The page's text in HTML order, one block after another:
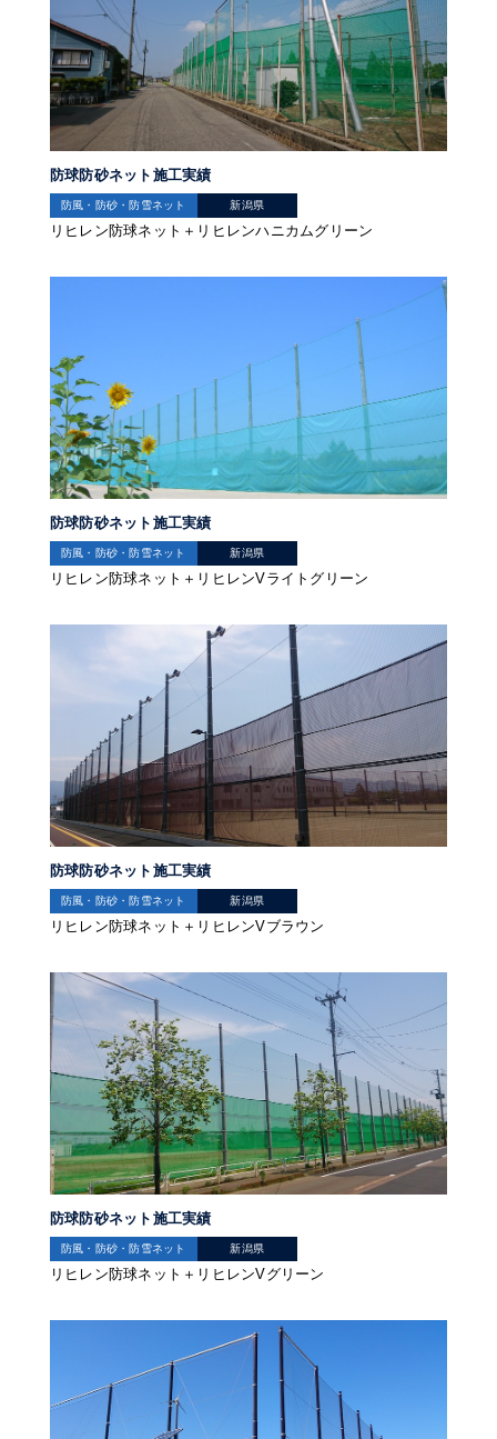
防球防砂ネット施工実績
防風・防砂・防雪ネット 新潟県
リヒレン防球ネット＋リヒレンハニカムグリーン
防球防砂ネット施工実績
防風・防砂・防雪ネット 新潟県
リヒレン防球ネット＋リヒレンVライトグリーン
防球防砂ネット施工実績
防風・防砂・防雪ネット 新潟県
リヒレン防球ネット＋リヒレンVブラウン
防球防砂ネット施工実績
防風・防砂・防雪ネット 新潟県
リヒレン防球ネット＋リヒレンVグリーン